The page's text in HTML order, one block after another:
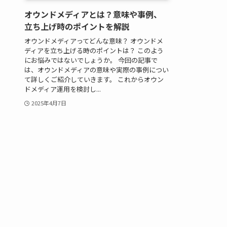
オウンドメディアとは？意味や事例、
立ち上げ時のポイントを解説
オウンドメディアってどんな意味？ オウンドメ
ディアを立ち上げる時のポイントは？ このよう
にお悩みではないでしょうか。 今回の記事で
は、オウンドメディアの意味や実際の事例につい
て詳しくご紹介していきます。 これからオウン
ドメディア運用を検討し...
2025年4月7日